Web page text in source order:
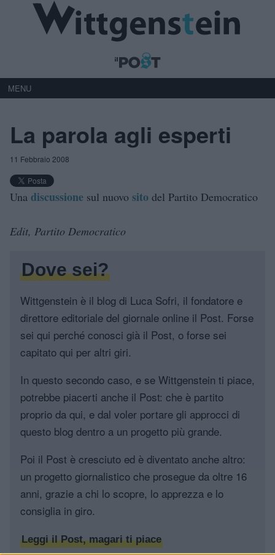
MENU
La parola agli esperti
11 Febbraio 2008
Una discussione sul nuovo sito del Partito Democratico
Edit, Partito Democratico
Dove sei?
Wittgenstein è il blog di Luca Sofri, il fondatore e
direttore editoriale del giornale online il Post. Forse
sei qui perché conosci già il Post, o forse sei
capitato qui per altri giri.
In questo secondo caso, e se Wittgenstein ti piace,
potrebbe piacerti anche il Post: che è partito
proprio da qui, e dal voler portare gli approcci di
questo blog dentro a un progetto più grande.
Poi il Post è cresciuto ed è diventato anche altro:
un progetto giornalistico che prosegue da oltre 16
anni, grazie a chi lo scopre, lo apprezza e lo
consiglia in giro.
Leggi il Post, magari ti piace